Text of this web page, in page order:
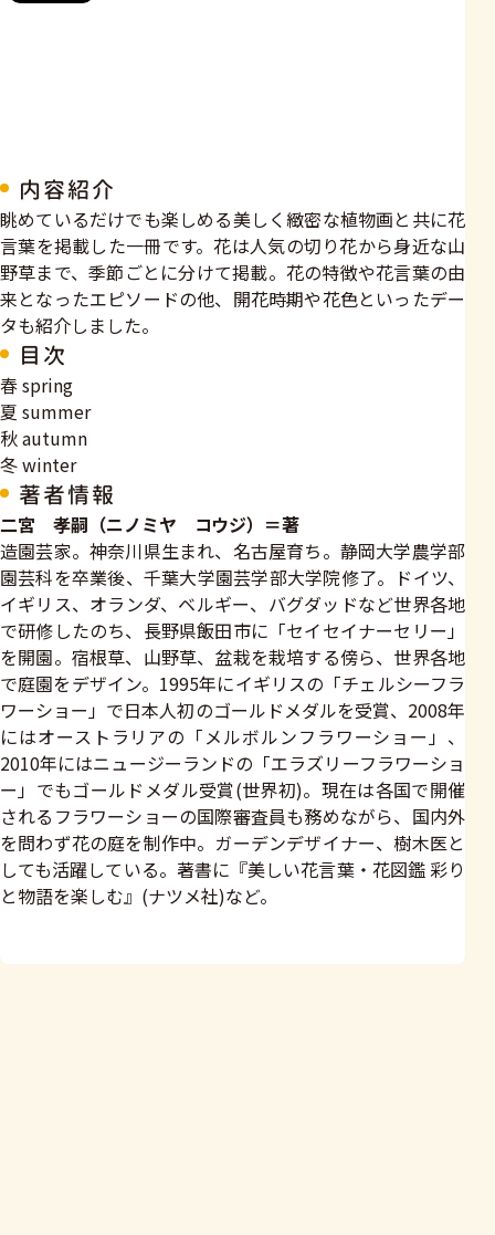
内容紹介
眺めているだけでも楽しめる美しく緻密な植物画と共に花
言葉を掲載した一冊です。花は人気の切り花から身近な山
野草まで、季節ごとに分けて掲載。花の特徴や花言葉の由
来となったエピソードの他、開花時期や花色といったデー
タも紹介しました。
目次
春 spring
夏 summer
秋 autumn
冬 winter
著者情報
二宮 孝嗣（ニノミヤ コウジ）＝著
造園芸家。神奈川県生まれ、名古屋育ち。静岡大学農学部
園芸科を卒業後、千葉大学園芸学部大学院修了。ドイツ、
イギリス、オランダ、ベルギー、バグダッドなど世界各地
で研修したのち、長野県飯田市に「セイセイナーセリー」
を開園。宿根草、山野草、盆栽を栽培する傍ら、世界各地
で庭園をデザイン。1995年にイギリスの「チェルシーフラ
ワーショー」で日本人初のゴールドメダルを受賞、2008年
にはオーストラリアの「メルボルンフラワーショー」、
2010年にはニュージーランドの「エラズリーフラワーショ
ー」でもゴールドメダル受賞(世界初)。現在は各国で開催
されるフラワーショーの国際審査員も務めながら、国内外
を問わず花の庭を制作中。ガーデンデザイナー、樹木医と
しても活躍している。著書に『美しい花言葉・花図鑑 彩り
と物語を楽しむ』(ナツメ社)など。